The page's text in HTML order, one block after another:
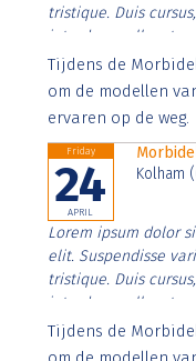
tristique. Duis
interdum nulla, ut
Aenean faucibus
imperdiet. Nunc ut
Tijdens de
om de modellen
ervaren op de weg.
Friday
24
APRIL
Kolham
Lorem ipsum dolor
elit. Suspendisse
tristique. Duis
interdum nulla, ut
Aenean faucibus
imperdiet. Nunc ut
Tijdens de